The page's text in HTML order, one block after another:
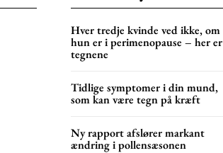
Hver tredje kvinde ved ikke, om
hun er i perimenopause – her er
tegnene
Tidlige symptomer i din mund,
som kan være tegn på kræft
Ny rapport afslører markant
ændring i pollensæsonen